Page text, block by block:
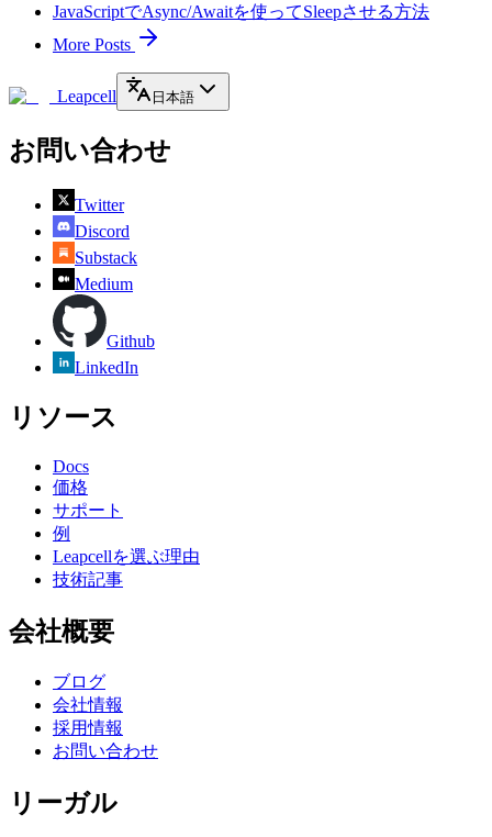
JavaScriptでAsync/Awaitを使ってSleepさせる方法
More Posts
Leapcell 日本語
お問い合わせ
Twitter
Discord
Substack
Medium
Github
LinkedIn
リソース
Docs
価格
サポート
例
Leapcellを選ぶ理由
技術記事
会社概要
ブログ
会社情報
採用情報
お問い合わせ
リーガル